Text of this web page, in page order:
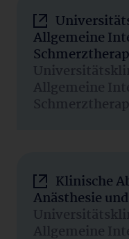
Allgemeine
Allgemeine
Klinische
Anästhesie
Allgemeine